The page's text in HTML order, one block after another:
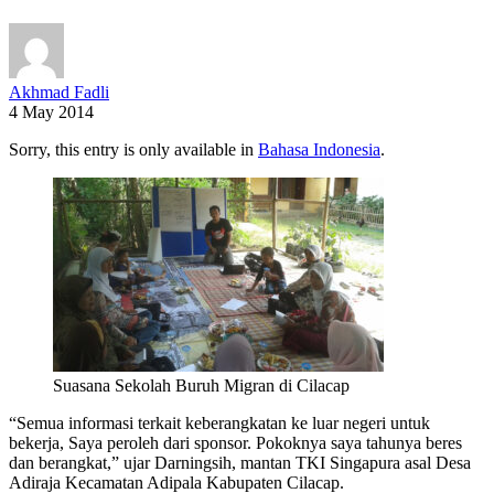
Akhmad Fadli
4 May 2014
Sorry, this entry is only available in Bahasa Indonesia.
Suasana Sekolah Buruh Migran di Cilacap
“Semua informasi terkait keberangkatan ke luar negeri untuk
bekerja, Saya peroleh dari sponsor. Pokoknya saya tahunya beres
dan berangkat,” ujar Darningsih, mantan TKI Singapura asal Desa
Adiraja Kecamatan Adipala Kabupaten Cilacap.